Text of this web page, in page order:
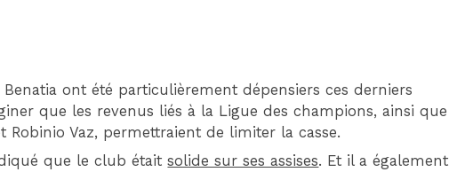
ont été particulièrement dépensiers ces derniers
que les revenus liés à la Ligue des champions, ainsi que
Robinio Vaz, permettraient de limiter la casse.
que le club étaitsolide sur ses assises. Et il a également